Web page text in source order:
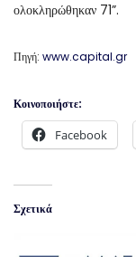
ολοκληρώθηκαν 71”.
Πηγή: www.capital.gr
Κοινοποιήστε:
Facebook
Σχετικά